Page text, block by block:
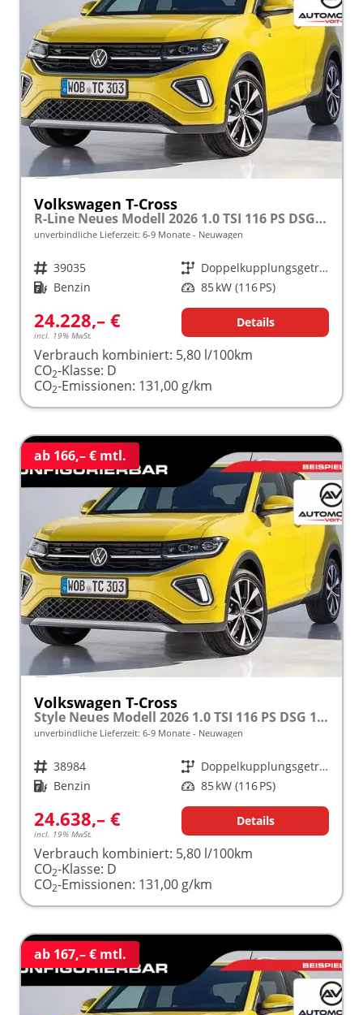
Volkswagen T-Cross
R-Line Neues Modell 2026 1.0 TSI 116 PS DSG 17" Alu, LED-Scheinwerfer, Adaptiver Tempomat ACC, Parksensoren vo/hi, Radio "Ready2Discover", Wireless App-Connect, Klima, M-Lederlenkrad, Digitales Cockpit, Müdigkeitserkennung, Stoßfänger im R-Design
unverbindliche Lieferzeit: 6-9 Monate Neuwagen
Fahrzeugnr. 39035 Getriebe
Doppelkupplungsgetriebe (DSG)
Kraftstoff Benzin Leistung 85 kW (116 PS)
24.228,– €
incl. 19% MwSt.
Details
Verbrauch kombiniert: 5,80 l/100km
CO2-Klasse: D
CO2-Emissionen: 131,00 g/km
ab 166,– € mtl.
Volkswagen T-Cross
Style Neues Modell 2026 1.0 TSI 116 PS DSG 17" Alu, MATRIX-LED-Scheinwerfer (IQ Light), Adaptiver Tempomat ACC, Parksensoren vo/hi, Radio "Ready2Discover", Wireless App-Connect, Klima, M-Lederlenkrad, Digitales Cockpit, Müdigkeitserkennung
unverbindliche Lieferzeit: 6-9 Monate Neuwagen
Fahrzeugnr. 38984 Getriebe
Doppelkupplungsgetriebe (DSG)
Kraftstoff Benzin Leistung 85 kW (116 PS)
24.638,– €
incl. 19% MwSt.
Details
Verbrauch kombiniert: 5,80 l/100km
CO2-Klasse: D
CO2-Emissionen: 131,00 g/km
ab 167,– € mtl.